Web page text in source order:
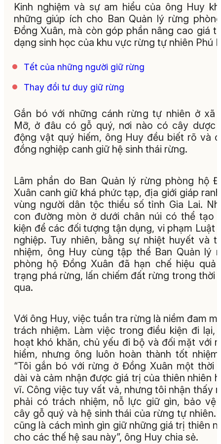
Kinh nghiệm và sự am hiểu của ông Huy
những giúp ích cho Ban Quản lý rừng
Đồng Xuân, mà còn góp phần nâng cao giá
dạng sinh học của khu vực rừng tự nhiên Phú
Tết của những người giữ rừng
Thay đổi tư duy giữ rừng
Gắn bó với những cánh rừng tự nhiên ở xã
Mỡ, ở đâu có gỗ quý, nơi nào có cây dược
động vật quý hiếm, ông Huy đều biết rõ và
đồng nghiệp canh giữ hệ sinh thái rừng.
Lâm phần do Ban Quản lý rừng phòng hộ
Xuân canh giữ khá phức tạp, địa giới giáp
vùng người dân tộc thiểu số tỉnh Gia Lai.
con đường mòn ở dưới chân núi có thể tạo
kiện để các đối tượng tận dụng, vi phạm Luật
nghiệp. Tuy nhiên, bằng sự nhiệt huyết và
nhiệm, ông Huy cùng tập thể Ban Quản lý
phòng hộ Đồng Xuân đã hạn chế hiệu quả
trạng phá rừng, lấn chiếm đất rừng trong thời
qua.
Với ông Huy, việc tuần tra rừng là niềm đam
trách nhiệm. Làm việc trong điều kiện đi lại,
hoạt khó khăn, chủ yếu đi bộ và đối mặt với
hiểm, nhưng ông luôn hoàn thành tốt
“Tôi gắn bó với rừng ở Đồng Xuân một thời
dài và cảm nhận được giá trị của thiên nhiên
vĩ. Công việc tuy vất vả, nhưng tôi nhận thấy
phải có trách nhiệm, nỗ lực giữ gìn, bảo vệ
cây gỗ quý và hệ sinh thái của rừng tự nhiên.
cũng là cách mình gìn giữ những giá trị thiên
cho các thế hệ sau này”, ông Huy chia sẻ.